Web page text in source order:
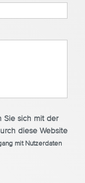
Sie sich mit der
diese Website
mit Nutzerdaten